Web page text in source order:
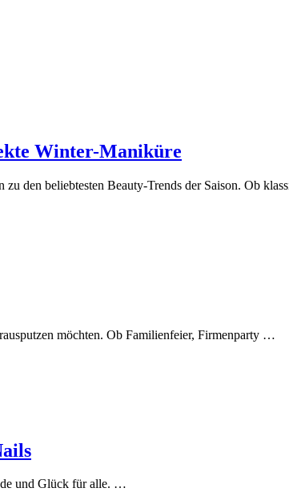
Winter-Maniküre
den beliebtesten Beauty-Trends der Saison. Ob
möchten. Ob Familienfeier, Firmenparty …
und Glück für alle. …